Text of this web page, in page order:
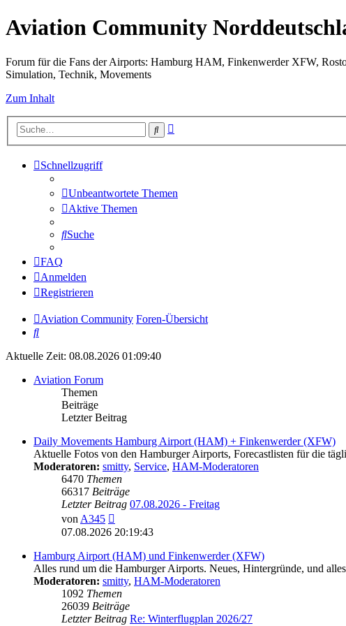
Aviation Community
Forum für die Fans der Airports: Hamburg HAM, Finkenwerder XFW,
Simulation, Technik, Movements
Zum Inhalt
Suche
Schnellzugriff
Unbeantwortete Themen
Aktive Themen
Suche
FAQ
Anmelden
Registrieren
Aviation Community Foren-Übersicht
Suche
Aktuelle Zeit: 08.08.2026 01:09:40
Aviation Forum
Themen
Beiträge
Letzter Beitrag
Daily Movements Hamburg Airport (HAM) + Finkenwerder (XFW)
Aktuelle Fotos von den Hamburger Airports, Forecastlisten für die
Moderatoren: smitty, Service, HAM-Moderatoren
6470 Themen
66317 Beiträge
Letzter Beitrag 07.08.2026 - Freitag
vonA345
Beitrag
07.08.2026 20:19:43
Hamburg Airport (HAM) und Finkenwerder (XFW)
Alles rund um die Hamburger Airports. Neues, Hintergründe, und
Moderatoren: smitty, HAM-Moderatoren
1092 Themen
26039 Beiträge
Letzter Beitrag Re: Winterflugplan 2026/27